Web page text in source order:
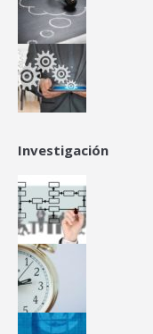
Investigación